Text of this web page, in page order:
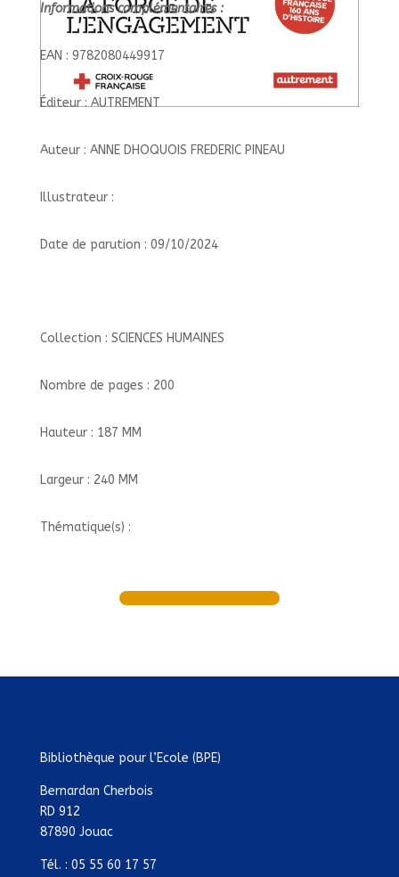
Informations complémentaires :
EAN : 9782080449917
Éditeur : AUTREMENT
Auteur : ANNE DHOQUOIS FREDERIC PINEAU
Illustrateur :
Date de parution : 09/10/2024
Collection : SCIENCES HUMAINES
Nombre de pages : 200
Hauteur : 187 MM
Largeur : 240 MM
Thématique(s) :
Bibliothèque pour l’Ecole (BPE)
Bernardan Cherbois
RD 912
87890 Jouac
Tél. : 05 55 60 17 57